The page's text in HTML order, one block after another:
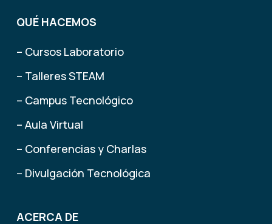
QUÉ HACEMOS
– Cursos Laboratorio
– Talleres STEAM
– Campus Tecnológico
– Aula Virtual
– Conferencias y Charlas
– Divulgación Tecnológica
ACERCA DE